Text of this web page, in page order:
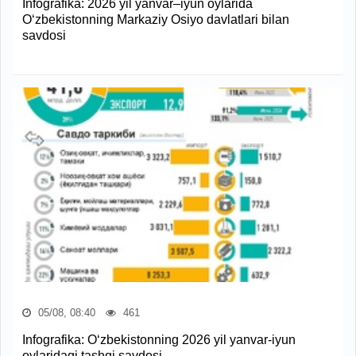
Infografika: 2026 yil yanvar–iyun oylarida
O‘zbekistonning Markaziy Osiyo davlatlari bilan
savdosi
05/08, 08:40 461
Infografika: O‘zbekistonning 2026 yil yanvar-iyun